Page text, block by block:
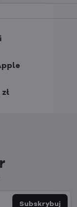
Subskrybuj